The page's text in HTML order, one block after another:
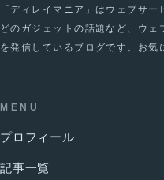
「ディレイマニア」はウェブサ
どのガジェットの話題など、ウ
を発信しているブログです。お気
MENU
プロフィール
記事一覧